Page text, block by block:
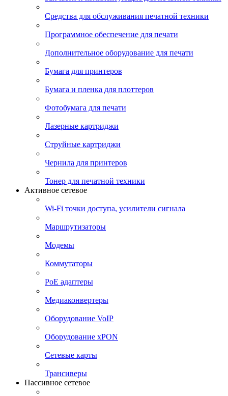
Средства для обслуживания печатной техники
Программное обеспечение для печати
Дополнительное оборудование для печати
Бумага для принтеров
Бумага и пленка для плоттеров
Фотобумага для печати
Лазерные картриджи
Струйные картриджи
Чернила для принтеров
Тонер для печатной техники
Активное сетевое
Wi-Fi точки доступа, усилители сигнала
Маршрутизаторы
Модемы
Коммутаторы
PoE адаптеры
Медиаконвертеры
Оборудование VoIP
Оборудование xPON
Сетевые карты
Трансиверы
Пассивное сетевое